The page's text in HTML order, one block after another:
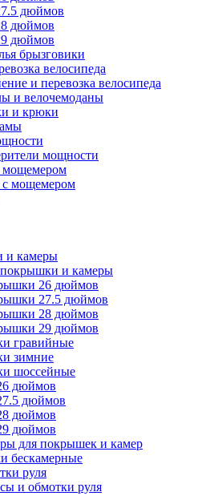
дюймов
дюймов
дюймов
брызговики
велосипеда
и перевозка велосипеда
и велочемоданы
и крюки
мощности
мощемером
мощемером
и камеры
и камеры
26 дюймов
27.5 дюймов
28 дюймов
29 дюймов
гравийные
зимние
шоссейные
дюймов
дюймов
дюймов
дюймов
для покрышек и камер
бескамерные
руля
и обмотки руля